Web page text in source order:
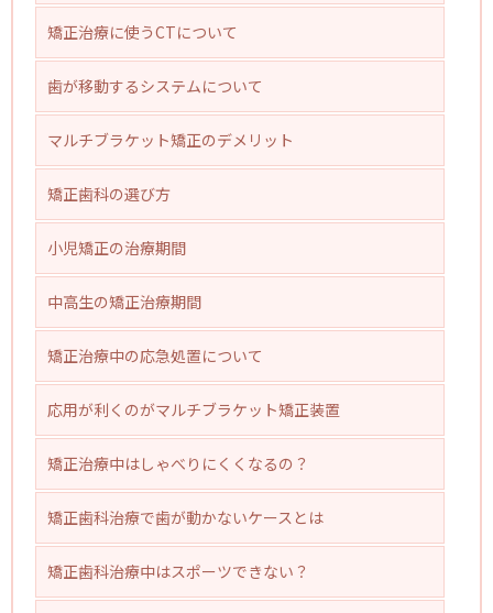
矯正治療に使うCTについて
歯が移動するシステムについて
マルチブラケット矯正のデメリット
矯正歯科の選び方
小児矯正の治療期間
中高生の矯正治療期間
矯正治療中の応急処置について
応用が利くのがマルチブラケット矯正装置
矯正治療中はしゃべりにくくなるの？
矯正歯科治療で歯が動かないケースとは
矯正歯科治療中はスポーツできない？